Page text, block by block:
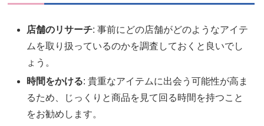
店舗のリサーチ: 事前にどの店舗がどのようなアイテ
ムを取り扱っているのかを調査しておくと良いでし
ょう。
時間をかける: 貴重なアイテムに出会う可能性が高ま
るため、じっくりと商品を見て回る時間を持つこと
をお勧めします。